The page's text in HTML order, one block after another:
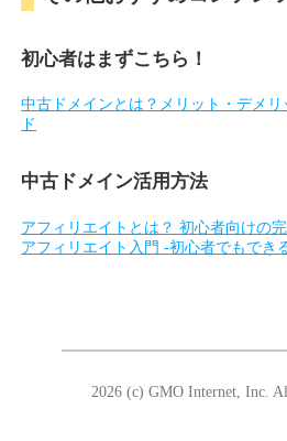
初心者はまずこちら！
中古ドメインとは？メリット・デメ
ド
中古ドメイン活用方法
アフィリエイトとは？ 初心者向けの
アフィリエイト入門 -初心者でもでき
2026 (c) GMO Internet, Inc.